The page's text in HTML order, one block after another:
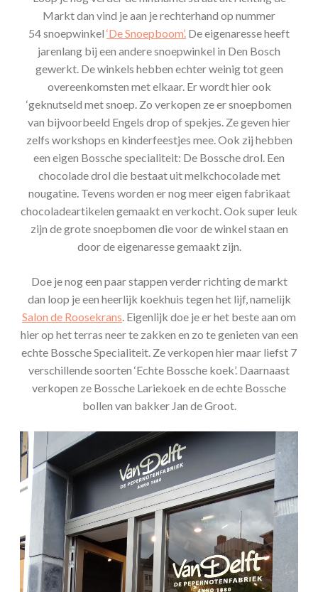
Markt dan vind je aan je rechterhand op nummer
54 snoepwinkel ‘De Snoepboom’. De eigenaresse heeft
jarenlang bij een andere snoepwinkel in Den Bosch
gewerkt. De winkels hebben echter weinig tot geen
overeenkomsten met elkaar. Er wordt hier ook
‘geknutseld met snoep. Zo verkopen ze er snoepbomen
van bijvoorbeeld Engels drop of spekjes. Ze geven hier
zelfs workshops en kinderfeestjes mee. Ook zij hebben
een eigen Bossche specialiteit: De Bossche drol. Een
chocolade drol die bestaat uit melkchocolade met
nougatine. Tevens worden er nog meer eigen fabrikaat
chocoladeartikelen gemaakt en verkocht. Ook super leuk
zijn de grote snoepbomen die voor de winkel staan en
door de eigenaresse gemaakt zijn.
Doe je nog een paar stappen verder richting de markt
dan loop je een heerlijk koekhuis tegen het lijf, namelijk
Salon de Roosekrans. Eigenlijk doe je er het beste aan om
hier op het terras neer te zakken en zo te genieten van een
echte Bossche Specialiteit. Ze verkopen hier maar liefst 7
verschillende soorten ‘Echte Bossche koek’. Daarnaast
verkopen ze Bossche Lariekoek en de echte Bossche
bollen van bakker Jan de Groot.